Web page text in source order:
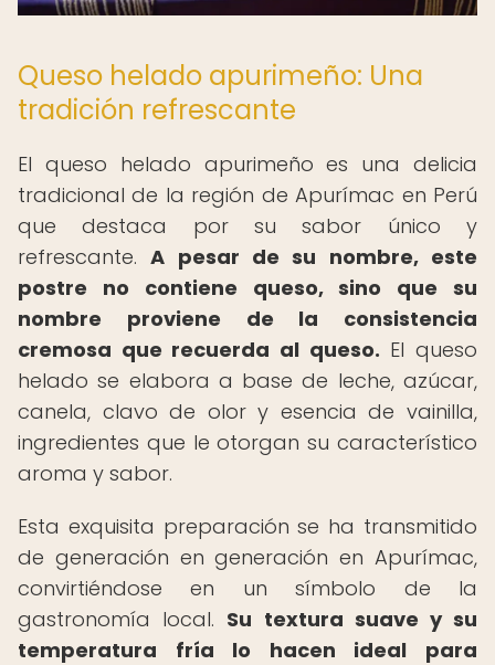
Queso helado apurimeño: Una
tradición refrescante
El queso helado apurimeño es una delicia
tradicional de la región de Apurímac en Perú
que destaca por su sabor único y
refrescante.A pesar de su nombre, este
postre no contiene queso, sino que su
nombre proviene de la consistencia
cremosa que recuerda al queso. El queso
helado se elabora a base de leche, azúcar,
canela, clavo de olor y esencia de vainilla,
ingredientes que le otorgan su característico
aroma y sabor.
Esta exquisita preparación se ha transmitido
de generación en generación en Apurímac,
convirtiéndose en un símbolo de la
gastronomía local. Su textura suave y su
temperatura fría lo hacen ideal para